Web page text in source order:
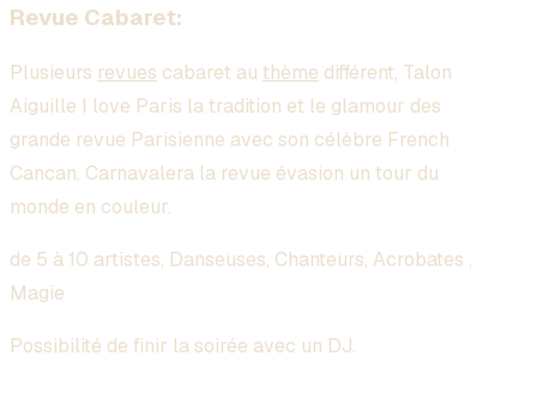
Revue Cabaret:
Plusieurs revues cabaret au thème différent, Talon
Aiguille I love Paris la tradition et le glamour des
grande revue Parisienne avec son célèbre French
Cancan. Carnavalera la revue évasion un tour du
monde en couleur.
de 5 à 10 artistes, Danseuses, Chanteurs, Acrobates ,
Magie
Possibilité de finir la soirée avec un DJ.